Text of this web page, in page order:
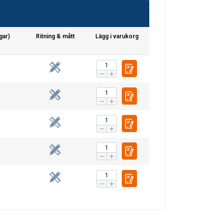
Ritning & mått Lägg i varukorg
SWEDISH
som kan
Oklassificerade
ALLA